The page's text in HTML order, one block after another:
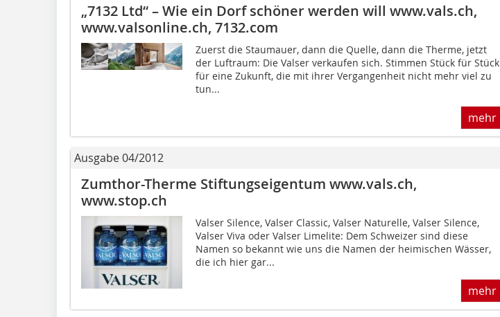
„7132 Ltd“ – Wie ein Dorf schöner werden will www.vals.ch,
www.valsonline.ch, 7132.com
Zuerst die Staumauer, dann die Quelle, dann die Therme, jetzt
der Luftraum: Die Valser verkaufen sich. Stimmen Stück für Stück
für eine Zukunft, die mit ihrer Vergangenheit nicht mehr viel zu
tun...
mehr
Ausgabe 04/2012
Zumthor-Therme Stiftungseigentum www.vals.ch,
www.stop.ch
Valser Silence, Valser Classic, Valser Naturelle, Valser Silence,
Valser Viva oder Valser Limelite: Dem Schweizer sind diese
Namen so bekannt wie uns die Namen der heimischen Wässer,
die ich hier gar...
mehr